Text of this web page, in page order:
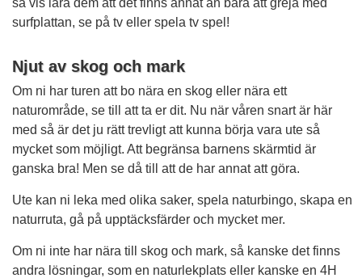
så vis lära dem att det finns annat än bara att greja med
surfplattan, se på tv eller spela tv spel!
Njut av skog och mark
Om ni har turen att bo nära en skog eller nära ett
naturområde, se till att ta er dit. Nu när våren snart är här
med så är det ju rätt trevligt att kunna börja vara ute så
mycket som möjligt. Att begränsa barnens skärmtid är
ganska bra! Men se då till att de har annat att göra.
Ute kan ni leka med olika saker, spela naturbingo, skapa en
naturruta, gå på upptäcksfärder och mycket mer.
Om ni inte har nära till skog och mark, så kanske det finns
andra lösningar, som en naturlekplats eller kanske en 4H